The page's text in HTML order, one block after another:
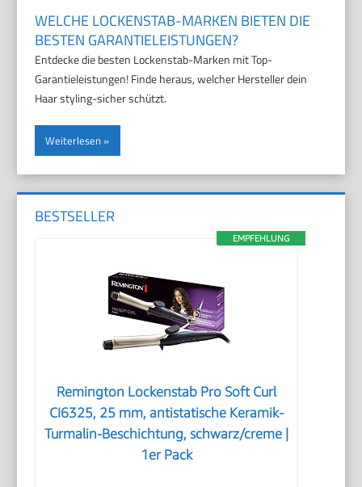
WELCHE LOCKENSTAB-MARKEN BIETEN DIE
BESTEN GARANTIELEISTUNGEN?
Entdecke die besten Lockenstab-Marken mit Top-
Garantieleistungen! Finde heraus, welcher Hersteller dein
Haar styling-sicher schützt.
Weiterlesen
BESTSELLER
EMPFEHLUNG
Remington Lockenstab Pro Soft Curl
CI6325, 25 mm, antistatische Keramik-
Turmalin-Beschichtung, schwarz/creme |
1er Pack